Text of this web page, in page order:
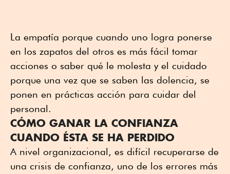
La empatía porque cuando uno logra ponerse
en los zapatos del otros es más fácil tomar
acciones o saber qué le molesta y el cuidado
porque una vez que se saben las dolencia, se
ponen en prácticas acción para cuidar del
personal.
CÓMO GANAR LA CONFIANZA
CUANDO ÉSTA SE HA PERDIDO
A nivel organizacional, es difícil recuperarse de
una crisis de confianza, uno de los errores más